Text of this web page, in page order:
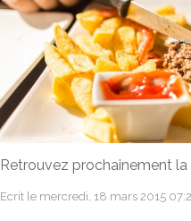
Retrouvez prochainement
Ecrit le mercredi, 18 mars 2015